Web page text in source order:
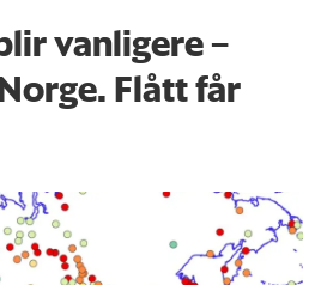
vanligere –
Flått får